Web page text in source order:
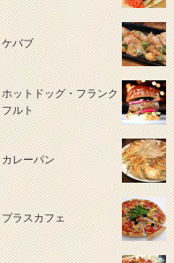
ケバブ
ホットドッグ・フランク
フルト
カレーパン
プラスカフェ